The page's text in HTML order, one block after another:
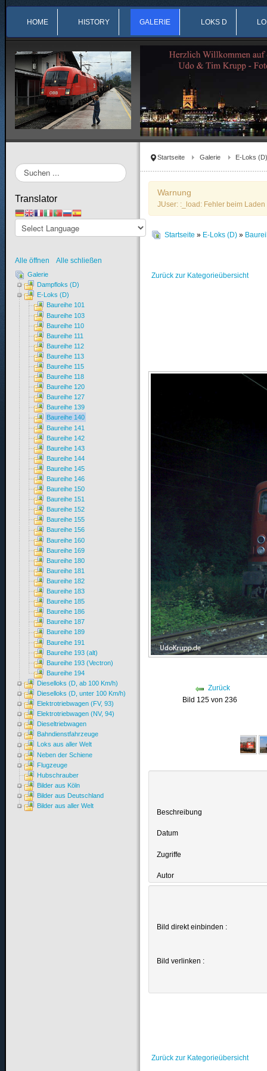
HOME HISTORY GALERIE LOKS D
Startseite Galerie E-Loks (D)
Warnung
JUser: :_load: Fehler beim
Startseite » E-Loks (D) »
Zurück zur Kategorieübersicht
Zurück
Bild 125 von 236
Beschreibung
Datum
Zugriffe
Autor
Bild direkt einbinden :
Bild verlinken :
Zurück zur Kategorieübersicht
Suchen
...
Translator
Alle öffnen Alle schließen
Galerie
Dampfloks (D)
E-Loks (D)
Baureihe 101
Baureihe 103
Baureihe 110
Baureihe 111
Baureihe 112
Baureihe 113
Baureihe 115
Baureihe 118
Baureihe 120
Baureihe 127
Baureihe 139
Baureihe 140
Baureihe 141
Baureihe 142
Baureihe 143
Baureihe 144
Baureihe 145
Baureihe 146
Baureihe 150
Baureihe 151
Baureihe 152
Baureihe 155
Baureihe 156
Baureihe 160
Baureihe 169
Baureihe 180
Baureihe 181
Baureihe 182
Baureihe 183
Baureihe 185
Baureihe 186
Baureihe 187
Baureihe 189
Baureihe 191
Baureihe 193 (alt)
Baureihe 193 (Vectron)
Baureihe 194
Dieselloks (D, ab 100 Km/h)
Dieselloks (D, unter 100 Km/h)
Elektrotriebwagen (FV, 93)
Elektrotriebwagen (NV, 94)
Dieseltriebwagen
Bahndienstfahrzeuge
Loks aus aller Welt
Neben der Schiene
Flugzeuge
Hubschrauber
Bilder aus Köln
Bilder aus Deutschland
Bilder aus aller Welt